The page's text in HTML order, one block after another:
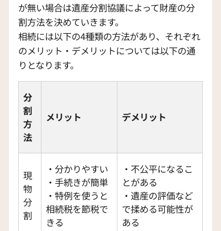
が無い場合は遺産分割協議によって財産の分
割方法を決めていきます。
相続には以下の4種類の方法があり、それぞれ
のメリット・デメリットについては以下の通
りとなります。
分
割
方
法
メリット デメリット
現
物
分
割
・分かりやすい
・手続きが簡単
・特例を使うと
相続税を節税で
きる
・不公平になるこ
とがある
・遺産の評価など
で揉める可能性が
ある